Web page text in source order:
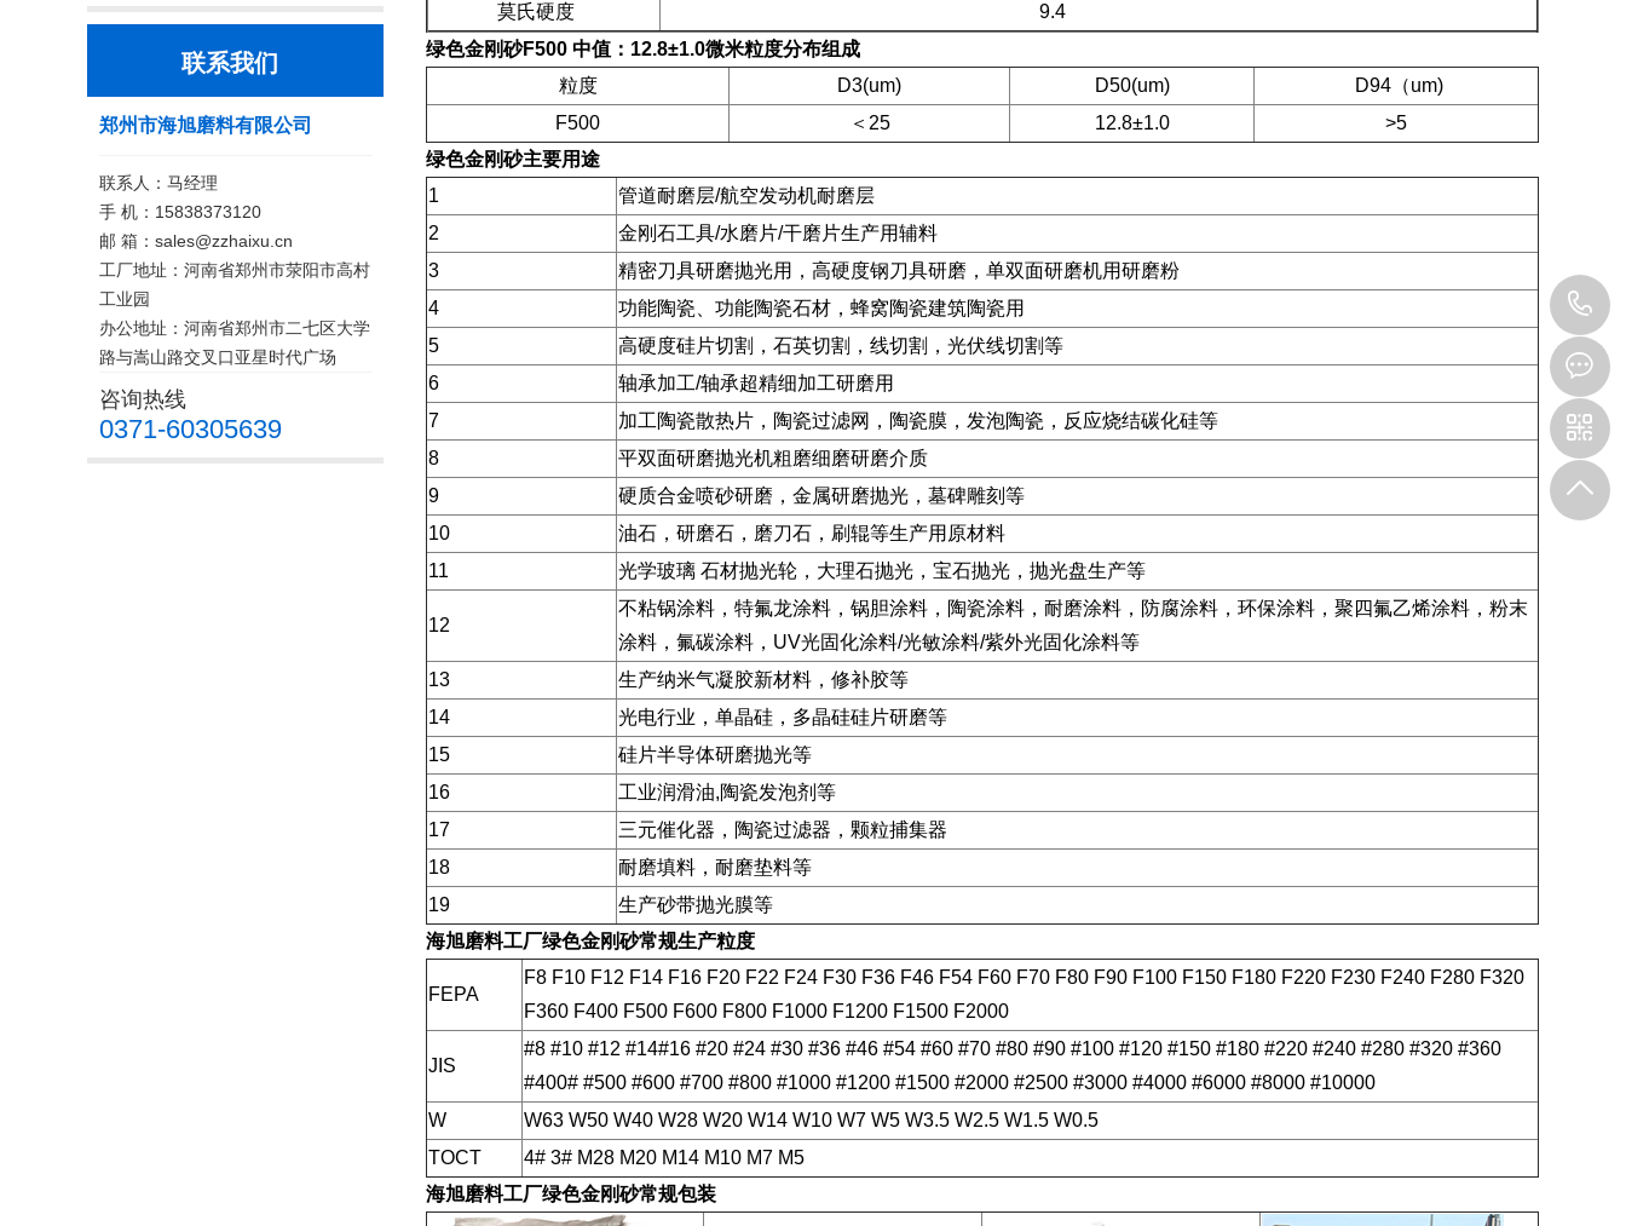
联系我们
郑州市海旭磨料有限公司
联系人：马经理
手 机：15838373120
邮 箱：sales@zzhaixu.cn
工厂地址：河南省郑州市荥阳市高村
工业园
办公地址：河南省郑州市二七区大学
路与嵩山路交叉口亚星时代广场
咨询热线
0371-60305639
莫氏硬度
9.4
绿色金刚砂F500 中值：12.8±1.0微米粒度分布组成
粒度
D3(um) D50(um)
D94（um)
F500
＜25 12.8±1.0
>5
绿色金刚砂主要用途
1
管道耐磨层/航空发动机耐磨层
2
金刚石工具/水磨片/干磨片生产用辅料
3
精密刀具研磨抛光用，高硬度钢刀具研磨，单双面研磨机用研磨粉
4
功能陶瓷、功能陶瓷石材，蜂窝陶瓷建筑陶瓷用
5
高硬度硅片切割，石英切割，线切割，光伏线切割等
6
轴承加工/轴承超精细加工研磨用
7
加工陶瓷散热片，陶瓷过滤网，陶瓷膜，发泡陶瓷，反应烧结碳化硅等
8
平双面研磨抛光机粗磨细磨研磨介质
9
硬质合金喷砂研磨，金属研磨抛光，墓碑雕刻等
10
油石，研磨石，磨刀石，刷辊等生产用原材料
11
光学玻璃 石材抛光轮，大理石抛光，宝石抛光，抛光盘生产等
12
不粘锅涂料，特氟龙涂料，锅胆涂料，陶瓷涂料，耐磨涂料，防腐涂料，环保涂料，聚四氟乙烯涂料，粉末
涂料，氟碳涂料，UV光固化涂料/光敏涂料/紫外光固化涂料等
13
生产纳米气凝胶新材料，修补胶等
14
光电行业，单晶硅，多晶硅硅片研磨等
15
硅片半导体研磨抛光等
16
工业润滑油,陶瓷发泡剂等
17
三元催化器，陶瓷过滤器，颗粒捕集器
18
耐磨填料，耐磨垫料等
19
生产砂带抛光膜等
海旭磨料工厂绿色金刚砂常规生产粒度
FEPA
F8 F10 F12 F14 F16 F20 F22 F24 F30 F36 F46 F54 F60 F70 F80 F90 F100 F150 F180 F220 F230 F240 F280 F320
F360 F400 F500 F600 F800 F1000 F1200 F1500 F2000
JIS
#8 #10 #12 #14#16 #20 #24 #30 #36 #46 #54 #60 #70 #80 #90 #100 #120 #150 #180 #220 #240 #280 #320 #360
#400# #500 #600 #700 #800 #1000 #1200 #1500 #2000 #2500 #3000 #4000 #6000 #8000 #10000
W
W63 W50 W40 W28 W20 W14 W10 W7 W5 W3.5 W2.5 W1.5 W0.5
TOCT
4# 3# M28 M20 M14 M10 M7 M5
海旭磨料工厂绿色金刚砂常规包装